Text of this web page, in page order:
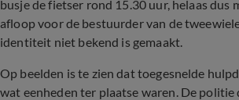
busje de fietser rond 15.30 uur, helaas dus
afloop voor de bestuurder van de
identiteit niet bekend is gemaakt.
Op beelden is te zien dat toegesnelde
wat eenheden ter plaatse waren. De